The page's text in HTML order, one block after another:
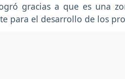
gracias a que es una
para el desarrollo de los